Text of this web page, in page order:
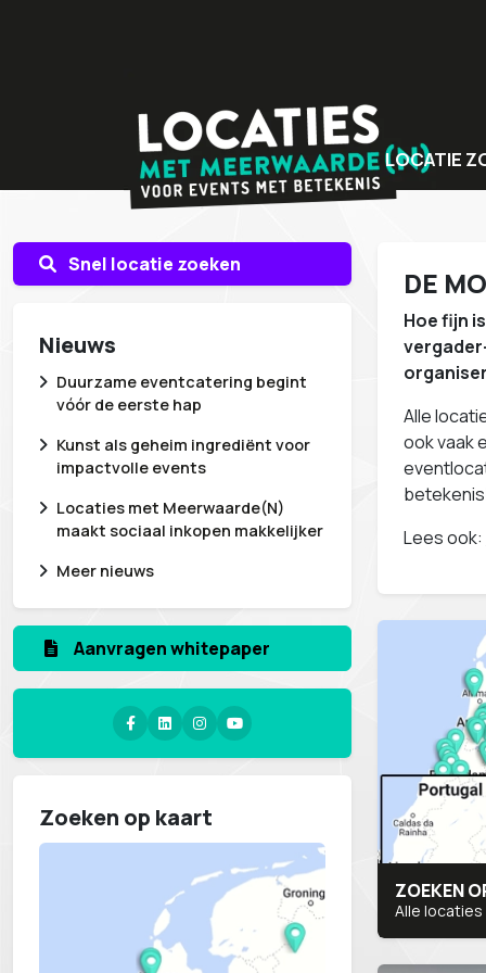
LOCATIE
Bijzondere
Unieke
Snel locatie zoeken
Nieuws
Duurzame eventcatering begint
vóór de eerste hap
Kunst als geheim ingrediënt voor
impactvolle events
Locaties met Meerwaarde(N)
maakt sociaal inkopen makkelijker
Meer nieuws
Aanvragen whitepaper
Zoeken op kaart
DE
Hoe fijn
Alle
ook vaak
Lees ook:
ZOEKEN
Alle locaties